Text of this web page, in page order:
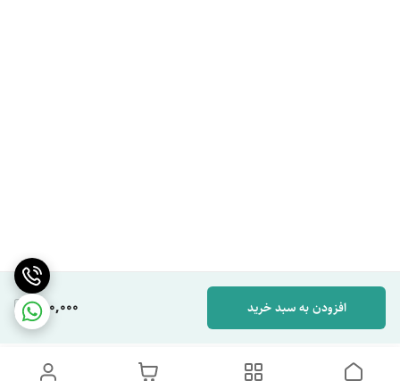
280,000 افزودن به سبد خرید